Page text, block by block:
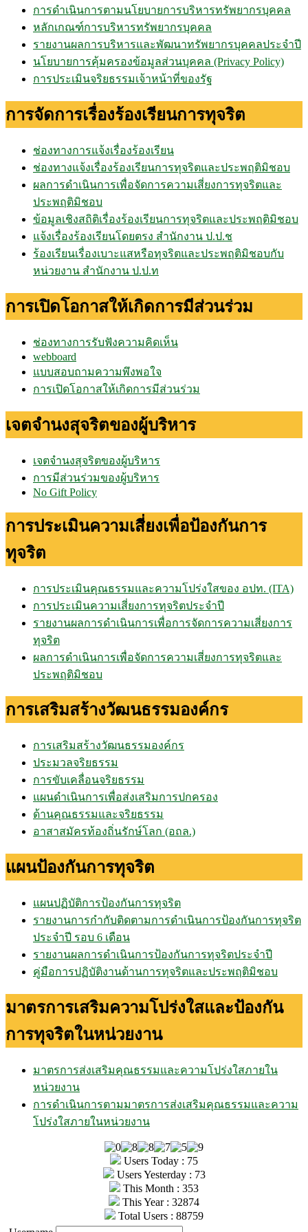
การดำเนินการตามนโยบายการบริหารทรัพยากรบุคคล
หลักเกณฑ์การบริหารทรัพยากรบุคคล
รายงานผลการบริหารและพัฒนาทรัพยากรบุคคลประจำปี
นโยบายการคุ้มครองข้อมูลส่วนบุคคล (Privacy Policy)
การประเมินจริยธรรมเจ้าหน้าที่ของรัฐ
การจัดการเรื่องร้องเรียนการทุจริต
ช่องทางการแจ้งเรื่องร้องเรียน
ช่องทางแจ้งเรื่องร้องเรียนการทุจริตและประพฤติมิชอบ
ผลการดำเนินการเพื่อจัดการความเสี่ยงการทุจริตและ
ประพฤติมิชอบ
ข้อมูลเชิงสถิติเรื่องร้องเรียนการทุจริตและประพฤติมิชอบ
แจ้งเรื่องร้องเรียนโดยตรง สำนักงาน ป.ป.ช
ร้องเรียนเรื่องเบาะแสหรือทุจริตและประพฤติมิชอบกับ
หน่วยงาน สำนักงาน ป.ป.ท
การเปิดโอกาสให้เกิดการมีส่วนร่วม
ช่องทางการรับฟังความคิดเห็น
webboard
แบบสอบถามความพึงพอใจ
การเปิดโอกาสให้เกิดการมีส่วนร่วม
เจตจำนงสุจริตของผู้บริหาร
เจตจำนงสุจริตของผู้บริหาร
การมีส่วนร่วมของผู้บริหาร
No Gift Policy
การประเมินความเสี่ยงเพื่อป้องกันการ
ทุจริต
การประเมินคุณธรรมและความโปร่งใสของ อปท. (ITA)
การประเมินความเสี่ยงการทุจริตประจำปี
รายงานผลการดำเนินการเพื่อการจัดการความเสี่ยงการ
ทุจริต
ผลการดำเนินการเพื่อจัดการความเสี่ยงการทุจริตและ
ประพฤติมิชอบ
การเสริมสร้างวัฒนธรรมองค์กร
การเสริมสร้างวัฒนธรรมองค์กร
ประมวลจริยธรรม
การขับเคลื่อนจริยธรรม
แผนดำเนินการเพื่อส่งเสริมการปกครอง
ด้านคุณธรรมและจริยธรรม
อาสาสมัครท้องถิ่นรักษ์โลก (อถล.)
แผนป้องกันการทุจริต
แผนปฏิบัติการป้องกันการทุจริต
รายงานการกำกับติดตามการดำเนินการป้องกันการทุจริต
ประจำปี รอบ 6 เดือน
รายงานผลการดำเนินการป้องกันการทุจริตประจำปี
คู่มือการปฏิบัติงานด้านการทุจริตและประพฤติมิชอบ
มาตรการเสริมความโปร่งใสและป้องกัน
การทุจริตในหน่วยงาน
มาตรการส่งเสริมคุณธรรมและความโปร่งใสภายใน
หน่วยงาน
การดำเนินการตามมาตรการส่งเสริมคุณธรรมและความ
โปร่งใสภายในหน่วยงาน
Users Today : 75
Users Yesterday : 73
This Month : 353
This Year : 32874
Total Users : 88759